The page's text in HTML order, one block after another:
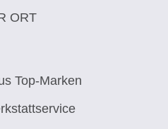
ORT
Top-Marken